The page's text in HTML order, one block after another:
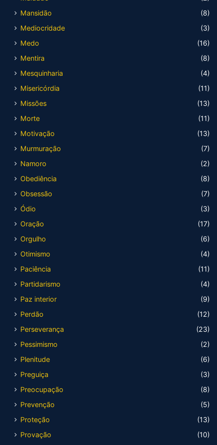
Mansidão
(8)
Mediocridade
(3)
Medo
(16)
Mentira
(8)
Mesquinharia
(4)
Misericórdia
(11)
Missões
(13)
Morte
(11)
Motivação
(13)
Murmuração
(7)
Namoro
(2)
Obediência
(8)
Obsessão
(7)
Ódio
(3)
Oração
(17)
Orgulho
(6)
Otimismo
(4)
Paciência
(11)
Partidarismo
(4)
Paz interior
(9)
Perdão
(12)
Perseverança
(23)
Pessimismo
(2)
Plenitude
(6)
Preguiça
(3)
Preocupação
(8)
Prevenção
(5)
Proteção
(13)
Provação
(10)